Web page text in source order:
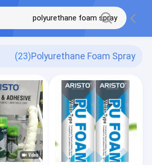
Polyurethane Foam Spray
(23)